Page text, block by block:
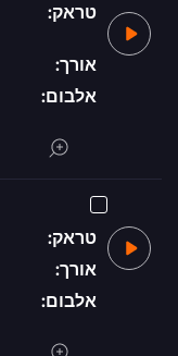
טראק:
אורך:
אלבום:
טראק:
אורך:
אלבום: